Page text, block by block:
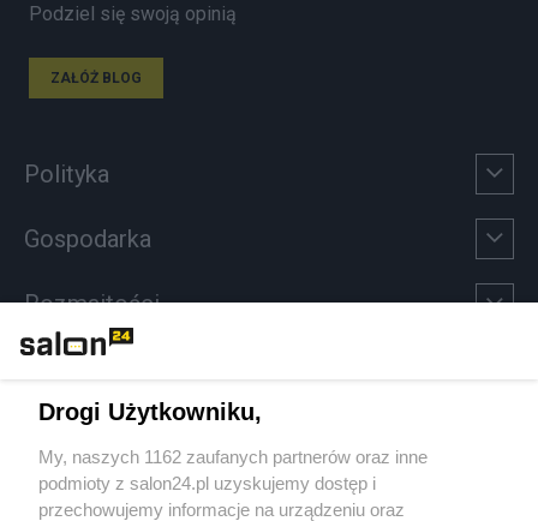
Podziel się swoją opinią
ZAŁÓŻ BLOG
Polityka
Gospodarka
Rozmaitości
Sport
Społeczeństwo
Drogi Użytkowniku,
My, naszych 1162 zaufanych partnerów oraz inne
podmioty z salon24.pl uzyskujemy dostęp i
przechowujemy informacje na urządzeniu oraz